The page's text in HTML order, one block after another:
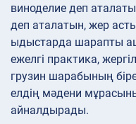
виноделие деп
деп аталатын, жер
ыдыстарда шарапты
ежелгі практика,
грузин шарабының
елдің мәдени
айналдырады.